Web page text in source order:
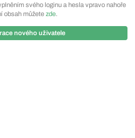
svého loginu a hesla vpravo nahoře
obsah můžete zde.
nového uživatele